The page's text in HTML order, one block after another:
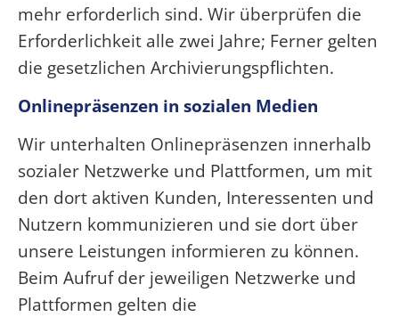
mehr erforderlich sind. Wir überprüfen die
Erforderlichkeit alle zwei Jahre; Ferner gelten
die gesetzlichen Archivierungspflichten.
Onlinepräsenzen in sozialen Medien
Wir unterhalten Onlinepräsenzen innerhalb
sozialer Netzwerke und Plattformen, um mit
den dort aktiven Kunden, Interessenten und
Nutzern kommunizieren und sie dort über
unsere Leistungen informieren zu können.
Beim Aufruf der jeweiligen Netzwerke und
Plattformen gelten die